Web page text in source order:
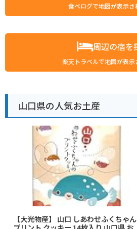
食べログで地図が表示さ
周辺の宿を
楽天トラベルで地図が表示
山口県の人気お土産
【大光物産】 山口 しあわせふくちゃん